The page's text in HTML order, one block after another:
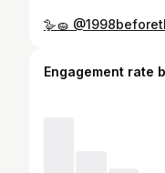
🪿🧽
Engagement rate